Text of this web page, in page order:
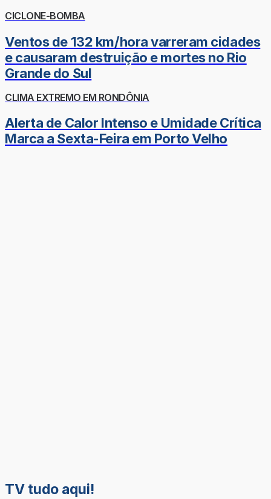
CICLONE-BOMBA
Ventos de 132 km/hora varreram cidades
e causaram destruição e mortes no Rio
Grande do Sul
CLIMA EXTREMO EM RONDÔNIA
Alerta de Calor Intenso e Umidade Crítica
Marca a Sexta-Feira em Porto Velho
TV tudo aqui!